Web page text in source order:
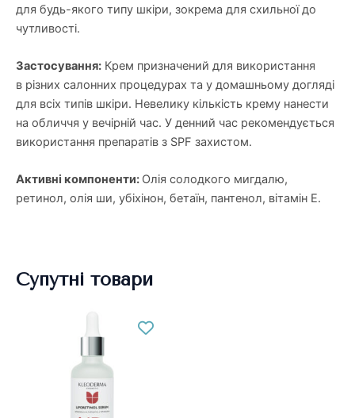
для будь-якого типу шкіри, зокрема для схильної до
чутливості.
Застосування: Крем призначений для використання
в різних салонних процедурах та у домашньому догляді
для всіх типів шкіри. Невелику кількість крему нанести
на обличчя у вечірній час. У денний час рекомендується
використання препаратів з SPF захистом.
Активні компоненти: Олія солодкого мигдалю,
ретинол, олія ши, убіхінон, бетаїн, пантенол, вітамін Е.
Супутні товари